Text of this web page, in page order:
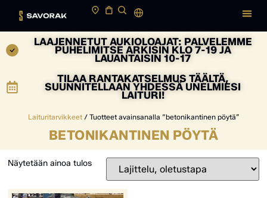
LAAJENNETUT AUKIOLOAJAT: PALVELEMME
PUHELIMITSE ARKISIN KLO 7-19 JA
LAUANTAISIN 10-17
TILAA RANTAKATSELMUS TÄÄLTÄ,
SUUNNITELLAAN YHDESSÄ UNELMIESI
LAITURI!
Laituritarvikkeet/ Tuotteet avainsanalla “betonikantinen pöytä”
BETONIKANTINEN PÖYTÄ
Näytetään ainoa tulos